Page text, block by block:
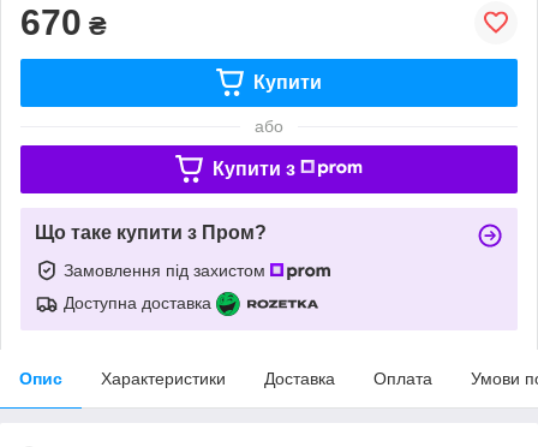
670 ₴
Купити
або
Купити з
Що таке купити з Пром?
Замовлення під захистом
Доступна доставка
Опис Характеристики Доставка Оплата Умови